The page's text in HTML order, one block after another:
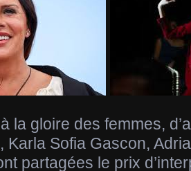
la gloire des femmes,
Karla Sofia Gascon,
partagées le prix